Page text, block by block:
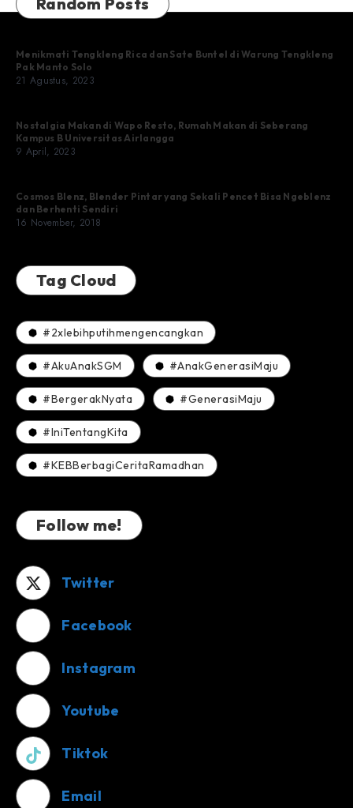
Yatim
Menikmati Tengkleng Rica dan Sate Buntel di Warung Tengkleng
Pak Manto Solo
21 Agustus, 2023
Nostalgia Makan di Wapo Resto, Rumah Makan di Seberang
Kampus B Universitas Airlangga
9 April, 2023
Cosmos Blenz, Blender Pintar yang Sekali Pencet Bisa Ngeblenz
dan Berhenti Sendiri
16 November, 2018
Tag Cloud
#2xlebihputihmengencangkan
#AkuAnakSGM #AnakGenerasiMaju
#BergerakNyata #GenerasiMaju
#IniTentangKita
#KEBBerbagiCeritaRamadhan
Follow me!
Twitter
Facebook
Instagram
Youtube
Tiktok
Email